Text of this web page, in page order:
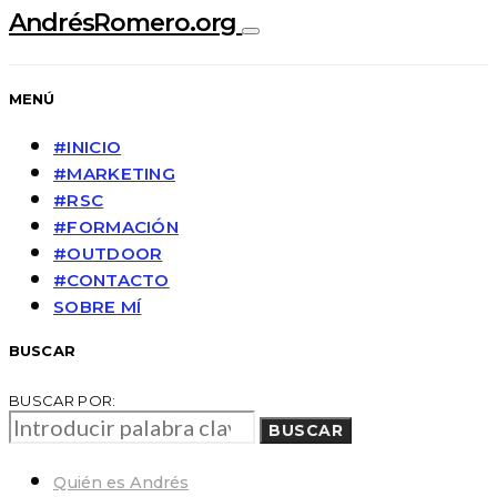
AndrésRomero.org
MENÚ
#INICIO
#MARKETING
#RSC
#FORMACIÓN
#OUTDOOR
#CONTACTO
SOBRE MÍ
BUSCAR
BUSCAR POR:
BUSCAR
Quién es Andrés